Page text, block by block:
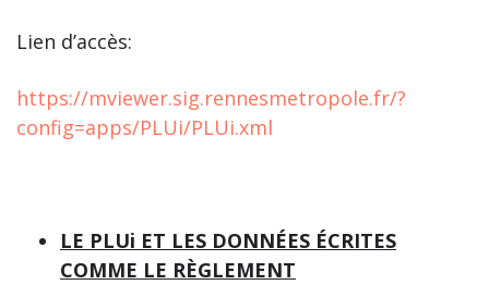
Lien d’accès:
https://mviewer.sig.rennesmetropole.fr/?
config=apps/PLUi/PLUi.xml
LE PLUi ET LES DONNÉES ÉCRITES
COMME LE RÈGLEMENT